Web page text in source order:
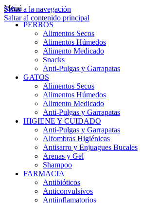
Saltar a la navegación
Saltar al contenido principal
Menú
PERROS
Alimentos Secos
Alimentos Húmedos
Alimento Medicado
Snacks
Anti-Pulgas y Garrapatas
GATOS
Alimentos Secos
Alimentos Húmedos
Alimento Medicado
Anti-Pulgas y Garrapatas
HIGIENE Y CUIDADO
Anti-Pulgas y Garrapatas
Alfombras Higiénicas
Antisarro y Enjuagues Bucales
Arenas y Gel
Shampoo
FARMACIA
Antibióticos
Anticonvulsivos
Antiinflamatorios